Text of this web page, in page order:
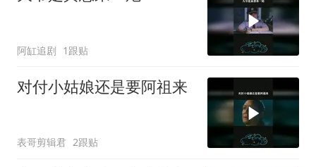
阿缸追剧 1跟贴
对付小姑娘还是要阿祖来
表哥剪辑君 2跟贴